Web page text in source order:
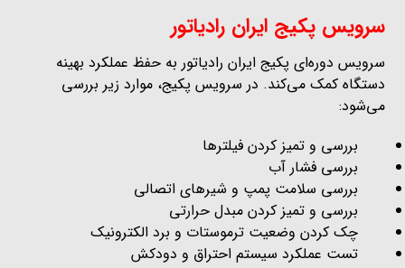
سرویس پکیج ایران رادیاتور
سرویس دوره‌ای پکیج ایران رادیاتور به حفظ عملکرد بهینه
دستگاه کمک می‌کند. در سرویس پکیج، موارد زیر بررسی
می‌شود:
بررسی و تمیز کردن فیلترها
بررسی فشار آب
بررسی سلامت پمپ و شیرهای اتصالی
بررسی و تمیز کردن مبدل حرارتی
چک کردن وضعیت ترموستات و برد الکترونیک
تست عملکرد سیستم احتراق و دودکش